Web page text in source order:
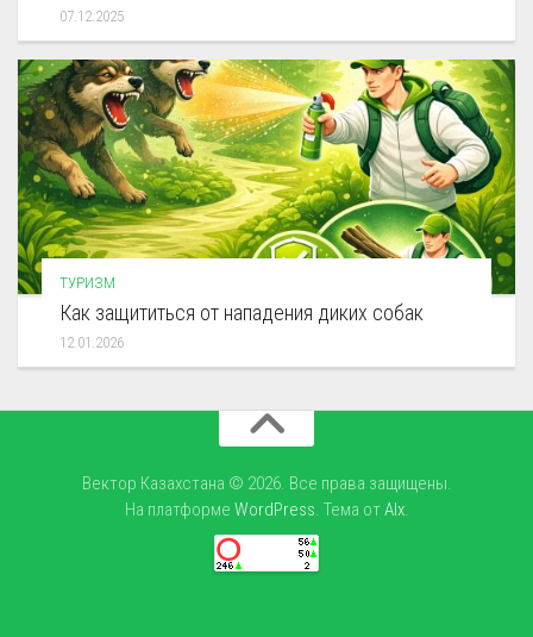
07.12.2025
ТУРИЗМ
Как защититься от нападения диких собак
12.01.2026
Вектор Казахстана © 2026. Все права защищены.
На платформе WordPress. Тема отAlx.